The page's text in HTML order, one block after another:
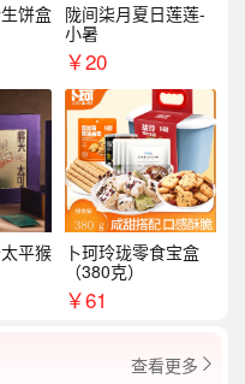
饼盒 陇间柒月夏日莲莲-
小暑
￥20
平猴
卜珂玲珑零食宝盒
（380克）
￥61
查看更多 